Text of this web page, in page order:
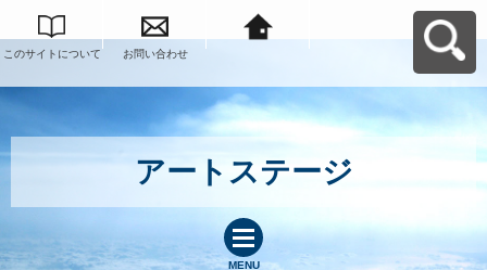
このサイトについて お問い合わせ
アートステージ
MENU